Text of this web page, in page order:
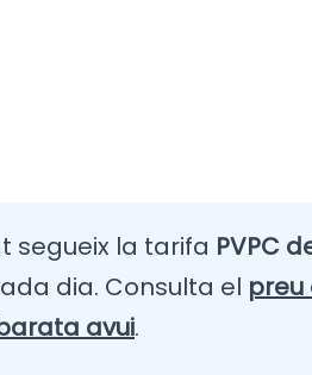
segueix la tarifa PVPC
dia. Consulta el preu
avui.